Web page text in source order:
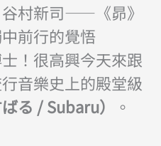
谷村新司——《昴》
前行的覺悟
！很高興今天來跟
音樂史上的殿堂級
る / Subaru） 。